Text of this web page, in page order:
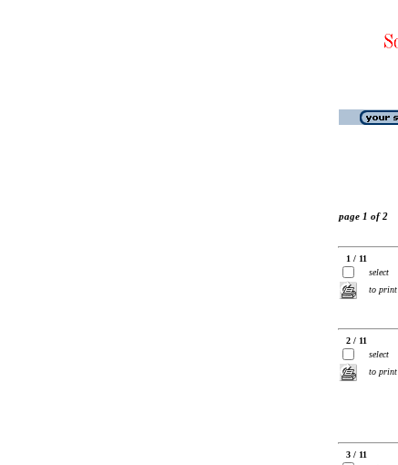
page 1 of 2
1 / 11
select
to print
2 / 11
select
to print
3 / 11